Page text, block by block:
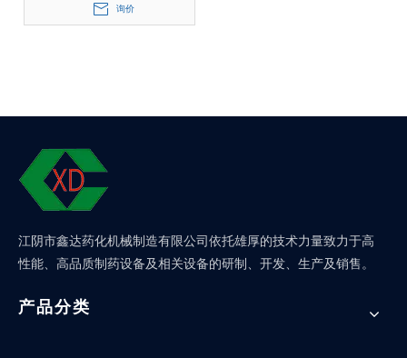
询价
江阴市鑫达药化机械制造有限公司依托雄厚的技术力量致力于高
性能、高品质制药设备及相关设备的研制、开发、生产及销售。
产品分类